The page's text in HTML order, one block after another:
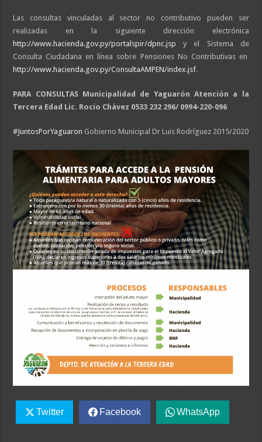
Las consultas vinculadas al sector no contributivo pueden ser
realizadas en la siguiente dirección electrónica
http://www.hacienda.gov.py/portalspir/dpnc.jsp y el Sistema de
Consulta Ciudadana en línea sobre Pensiones No Contributivas en
http://www.hacienda.gov.py/ConsultaAMPEN/index.jsf.
PARA CONSULTAS Municipalidad de Yaguarón Atención a la
Tercera Edad Lic. Rocío Chávez 0533 232 296/ 0994-220-096
#JuntosPorYaguaron Gobierno Municipal Dr Luis Rodríguez 2015/2020
Twitter Facebook WhatsApp